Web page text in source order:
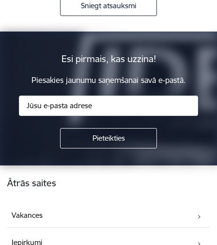
Sniegt atsauksmi
Esi pirmais, kas uzzina!
Piesakies jaunumu saņemšanai savā e-pastā.
Kājene
Ātrās saites
Vakances
Iepirkumi